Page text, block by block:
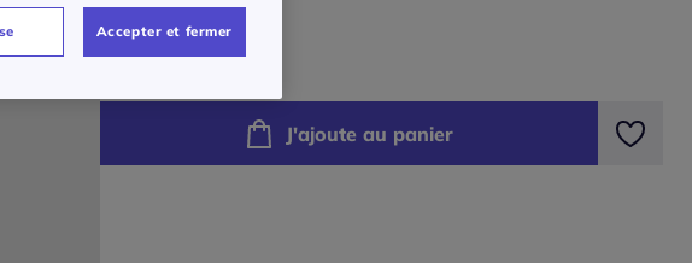
79€
J'ajoute au panier
Accepter et fermer